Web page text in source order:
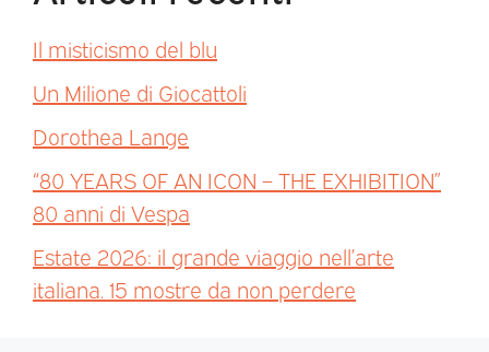
Il misticismo del blu
Un Milione di Giocattoli
Dorothea Lange
“80 YEARS OF AN ICON – THE EXHIBITION”
80 anni di Vespa
Estate 2026: il grande viaggio nell’arte
italiana. 15 mostre da non perdere